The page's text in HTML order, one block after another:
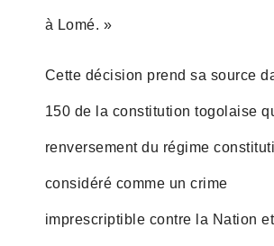
à Lomé. »
Cette décision prend sa source
150 de la constitution togolaise
renversement du régime
considéré comme un crime
imprescriptible contre la Nation